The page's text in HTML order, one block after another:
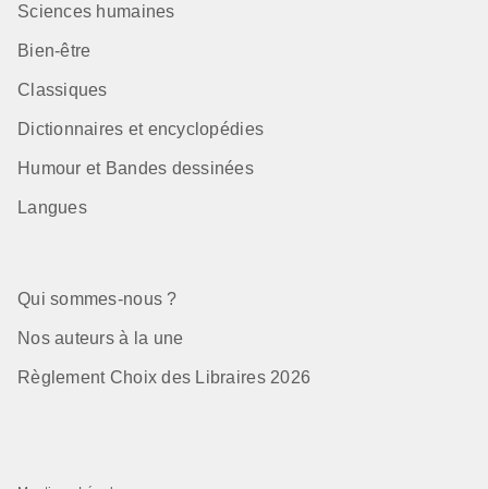
Sciences humaines
Bien-être
Classiques
Dictionnaires et encyclopédies
Humour et Bandes dessinées
Langues
Qui sommes-nous ?
Nos auteurs à la une
Règlement Choix des Libraires 2026